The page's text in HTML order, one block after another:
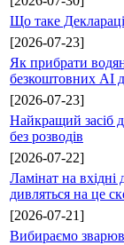
Що таке
[2026-07-23]
Як прибрати
безкоштовних AI
[2026-07-23]
Найкращий засіб
без розводів
[2026-07-22]
Ламінат на
дивляться на це
[2026-07-21]
Вибираємо